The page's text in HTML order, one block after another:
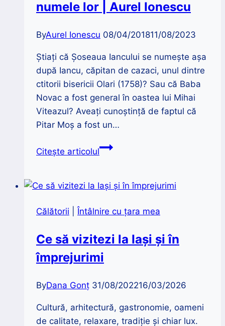
impresionante
numele lor | Aurel Ionescu
ByAurel Ionescu 08/04/201811/08/2023
Știați că Șoseaua Iancului se numește așa
după Iancu, căpitan de cazaci, unul dintre
ctitorii bisericii Olari (1758)? Sau că Baba
Novac a fost general în oastea lui Mihai
Viteazul? Aveaţi cunoştinţă de faptul că
Pitar Moş a fost un…
Citește articolulStrăzi
și
lor
Aurel
Ionescu
Călătorii |Întâlnire cu țara mea
Ce să vizitezi la Iași și în
împrejurimi
ByDana Gonț 31/08/202216/03/2026
Cultură, arhitectură, gastronomie, oameni
de calitate, relaxare, tradiție și chiar lux.